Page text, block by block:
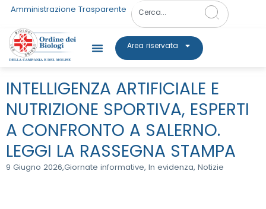
Amministrazione Trasparente
Area riservata
INTELLIGENZA ARTIFICIALE E
NUTRIZIONE SPORTIVA, ESPERTI
A CONFRONTO A SALERNO.
LEGGI LA RASSEGNA STAMPA
9 Giugno 2026,Giornate informative, In evidenza, Notizie